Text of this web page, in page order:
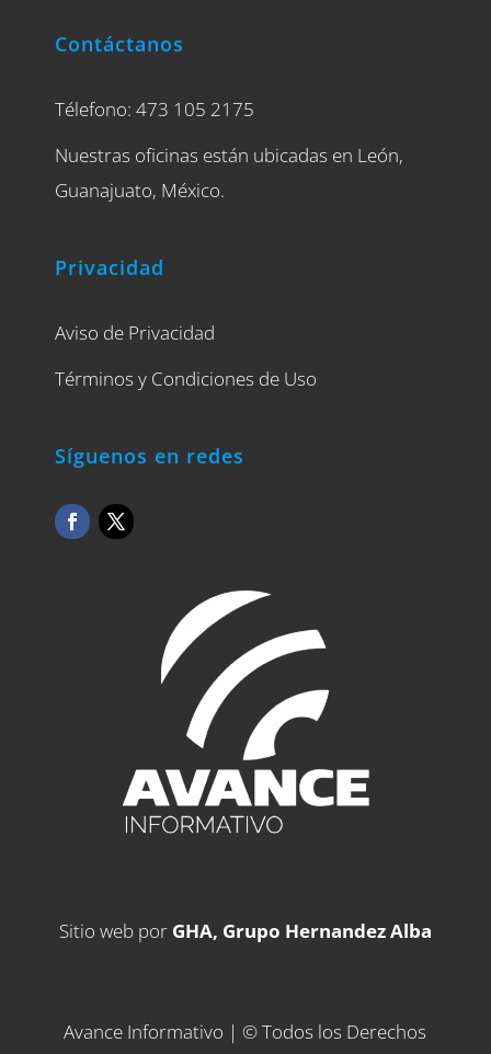
Contáctanos
Télefono: 473 105 2175
Nuestras oficinas están ubicadas en León,
Guanajuato, México.
Privacidad
Aviso de Privacidad
Términos y Condiciones de Uso
Síguenos en redes
Sitio web por GHA, Grupo Hernandez Alba
Avance Informativo | © Todos los Derechos